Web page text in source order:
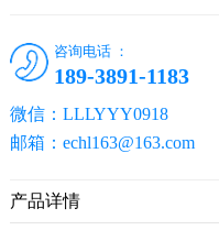
咨询电话 ：
189-3891-1183
微信：LLLYYY0918
邮箱：echl163@163.com
产品详情